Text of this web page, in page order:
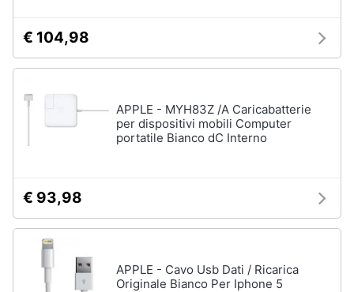
€ 104,98
APPLE - MYH83Z /A Caricabatterie
per dispositivi mobili Computer
portatile Bianco dC Interno
€ 93,98
APPLE - Cavo Usb Dati / Ricarica
Originale Bianco Per Iphone 5